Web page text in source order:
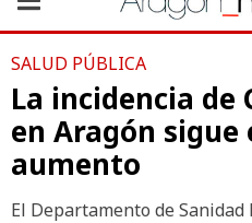
SALUD PÚBLICA
La incidencia de
en Aragón sigue
aumento
El Departamento de